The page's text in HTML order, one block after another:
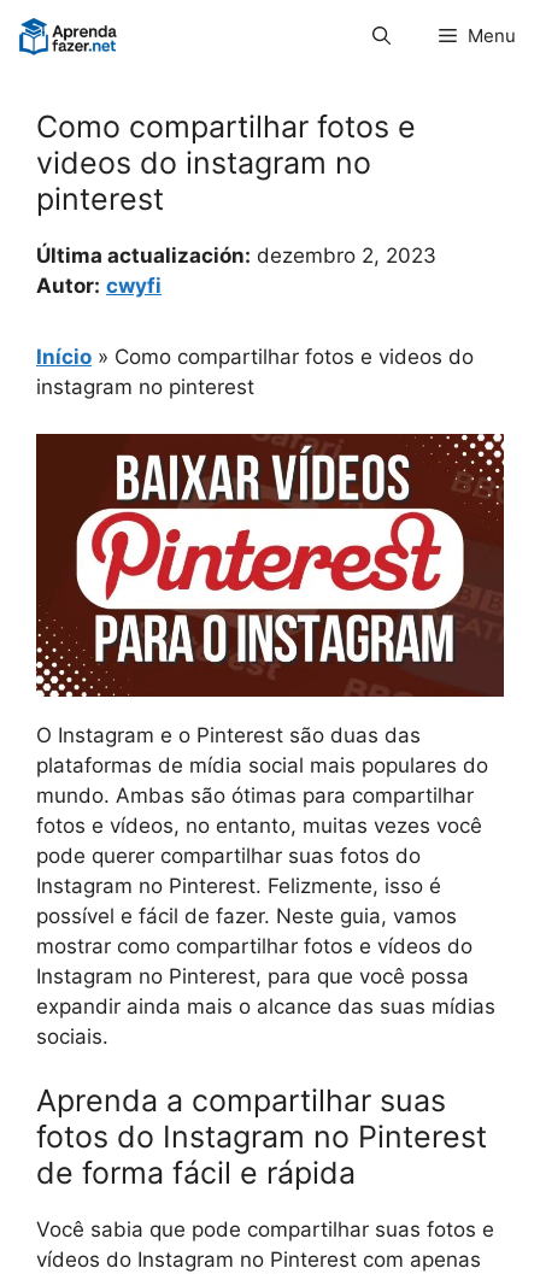
Pular
para
Menu
Como compartilhar fotos e
videos do instagram no
pinterest
Última actualización: dezembro 2, 2023
Autor: cwyfi
Início » Como compartilhar fotos e videos do
instagram no pinterest
O Instagram e o Pinterest são duas das
plataformas de mídia social mais populares do
mundo. Ambas são ótimas para compartilhar
fotos e vídeos, no entanto, muitas vezes você
pode querer compartilhar suas fotos do
Instagram no Pinterest. Felizmente, isso é
possível e fácil de fazer. Neste guia, vamos
mostrar como compartilhar fotos e vídeos do
Instagram no Pinterest, para que você possa
expandir ainda mais o alcance das suas mídias
sociais.
Aprenda a compartilhar suas
fotos do Instagram no Pinterest
de forma fácil e rápida
Você sabia que pode compartilhar suas fotos e
vídeos do Instagram no Pinterest com apenas